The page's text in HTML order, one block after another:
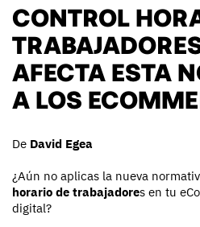
CONTROL
AFECTA ESTA
A LOS
De David Egea
¿Aún no aplicas la nueva
horario de trabajadores en tu
digital?